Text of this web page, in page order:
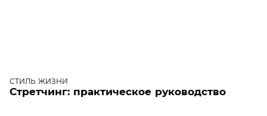
СТИЛЬ ЖИЗНИ
Стретчинг: практическое руководство